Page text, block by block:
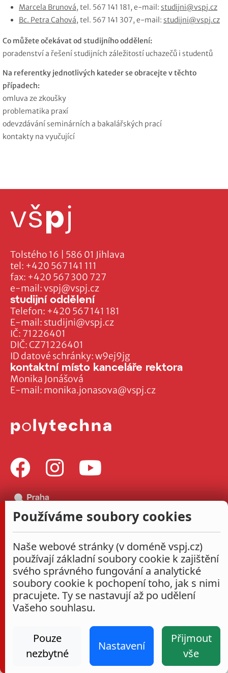
Marcela Brunová, tel. 567 141 181, e-mail: studijni@vspj.cz
Bc. Petra Cahová, tel. 567 141 307, e-mail: studijni@vspj.cz
Co můžete očekávat od studijního oddělení:
poradenství a řešení studijních záležitostí uchazečů i studentů
Na referentky jednotlivých kateder se obracejte v těchto
případech:
omluva ze zkoušky
problematika praxí
odevzdávání seminárních a bakalářských prací
kontakty na vyučující
Tolstého 16 | 586 01 Jihlava
tel: +420 567 141 111
fax: +420 567 300 727
e-mail:vspj@vspj.cz
IČ: 71226401
DIČ: CZ71226401
ID datové schránky: w9ej9jg
studijní oddělení
Telefon: +420 567 141 181
E-mail: studijni@vspj.cz
kontaktní místo kanceláře rektora
Monika Jonášová
E-mail: monika.jonasova@vspj.cz
Nastavení cookies
Používáme soubory cookies
Naše webové stránky (v doméně vspj.cz)
používají základní soubory cookie k zajištění
svého správného fungování a analytické
soubory cookie k pochopení toho, jak s nimi
pracujete. Ty se nastavují až po udělení
Vašeho souhlasu.
Pouze
nezbytné
Nastavení
Přijmout
vše